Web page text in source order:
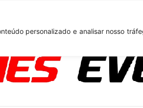
personalizado e analisar nosso